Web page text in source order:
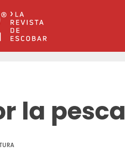
la pesca